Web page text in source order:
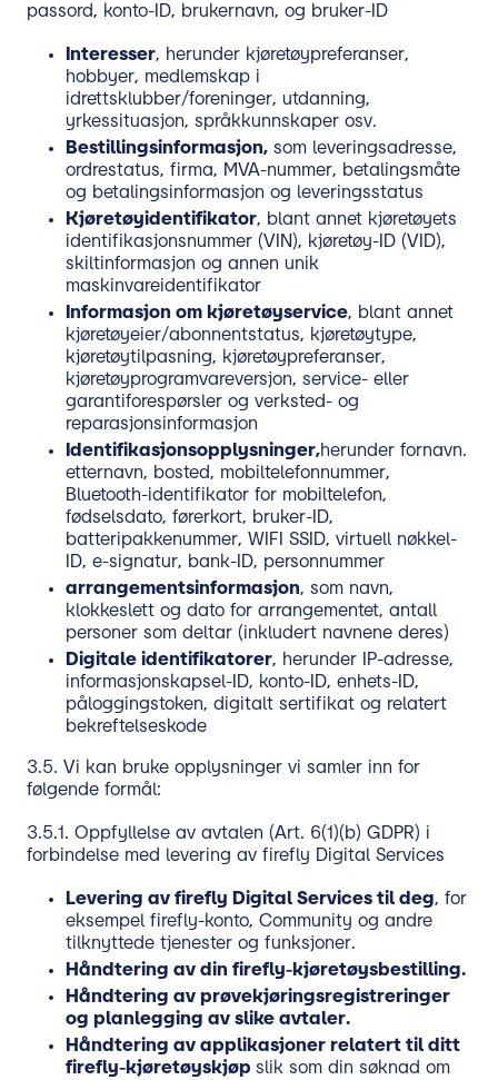
passord, konto-ID, brukernavn, og bruker-ID
Interesser, herunder kjøretøypreferanser,
hobbyer, medlemskap i
idrettsklubber/foreninger, utdanning,
yrkessituasjon, språkkunnskaper osv.
Bestillingsinformasjon, som leveringsadresse,
ordrestatus, firma, MVA-nummer, betalingsmåte
og betalingsinformasjon og leveringsstatus
Kjøretøyidentifikator, blant annet kjøretøyets
identifikasjonsnummer (VIN), kjøretøy-ID (VID),
skiltinformasjon og annen unik
maskinvareidentifikator
Informasjon om kjøretøyservice, blant annet
kjøretøyeier/abonnentstatus, kjøretøytype,
kjøretøytilpasning, kjøretøypreferanser,
kjøretøyprogramvareversjon, service- eller
garantiforespørsler og verksted- og
reparasjonsinformasjon
Identifikasjonsopplysninger,herunder fornavn.
etternavn, bosted, mobiltelefonnummer,
Bluetooth-identifikator for mobiltelefon,
fødselsdato, førerkort, bruker-ID,
batteripakkenummer, WIFI SSID, virtuell nøkkel-
ID, e-signatur, bank-ID, personnummer
arrangementsinformasjon, som navn,
klokkeslett og dato for arrangementet, antall
personer som deltar (inkludert navnene deres)
Digitale identifikatorer, herunder IP-adresse,
informasjonskapsel-ID, konto-ID, enhets-ID,
påloggingstoken, digitalt sertifikat og relatert
bekreftelseskode
3.5. Vi kan bruke opplysninger vi samler inn for
følgende formål:
3.5.1. Oppfyllelse av avtalen (Art. 6(1)(b) GDPR) i
forbindelse med levering av firefly Digital Services
Levering av firefly Digital Services til deg, for
eksempel firefly-konto, Community og andre
tilknyttede tjenester og funksjoner.
Håndtering av din firefly-kjøretøysbestilling.
Håndtering av prøvekjøringsregistreringer
og planlegging av slike avtaler.
Håndtering av applikasjoner relatert til ditt
firefly-kjøretøyskjøp slik som din søknad om